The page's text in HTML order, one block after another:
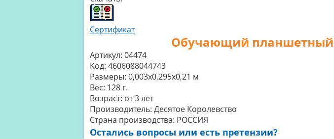
Сертификат
Обучающий планшетный
Артикул: 04474
Код: 4606088044743
Размеры: 0,003x0,295x0,21 м
Вес: 128 г.
Возраст: от 3 лет
Производитель: Десятое Королевство
Страна производства: РОССИЯ
Остались вопросы или есть претензии?